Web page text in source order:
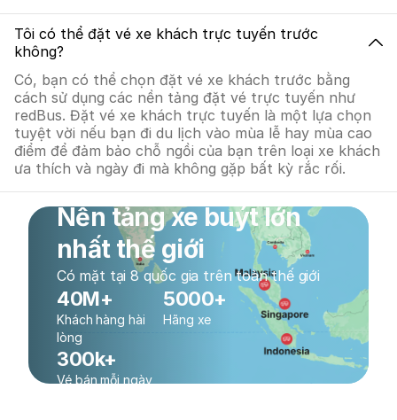
Tôi có thể đặt vé xe khách trực tuyến trước
không?
Có, bạn có thể chọn đặt vé xe khách trước bằng
cách sử dụng các nền tảng đặt vé trực tuyến như
redBus. Đặt vé xe khách trực tuyến là một lựa chọn
tuyệt vời nếu bạn đi du lịch vào mùa lễ hay mùa cao
điểm để đảm bảo chỗ ngồi của bạn trên loại xe khách
ưa thích và ngày đi mà không gặp bất kỳ rắc rối.
Nền tảng xe buýt lớn
nhất thế giới
Có mặt tại 8 quốc gia trên toàn thế giới
40M+
Khách hàng hài
lòng
5000+
Hãng xe
300k+
Vé bán mỗi ngày